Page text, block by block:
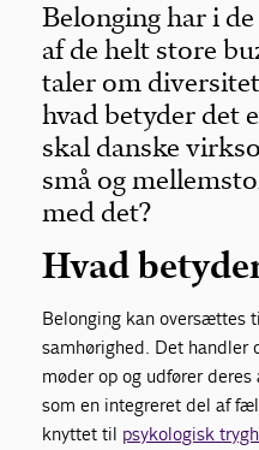
Belonging har i
af de helt store
taler om
hvad betyder det
skal danske
små og
med det?
Hvad
Belonging kan oversættes
samhørighed. Det handler
møder op og udfører
som en integreret del af
knyttet til psykologisk